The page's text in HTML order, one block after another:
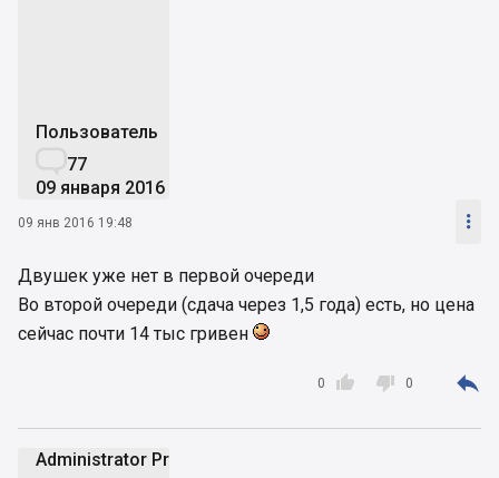
Пользователь
77
09 января 2016
09 янв 2016 19:48 
Двушек уже нет в первой очереди
Во второй очереди (сдача через 1,5 года) есть, но цена
сейчас почти 14 тыс гривен

0  0 
Administrator Promenada